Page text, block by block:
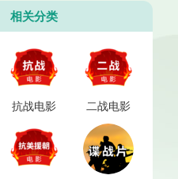
相关分类
抗战电影 二战电影